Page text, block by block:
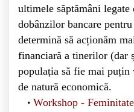
ultimele săptămâni
dobânzilor bancare
determină să acționăm
financiară a tinerilor (dar
populația să fie mai puțin
de natură economică.
Workshop - Feminitate